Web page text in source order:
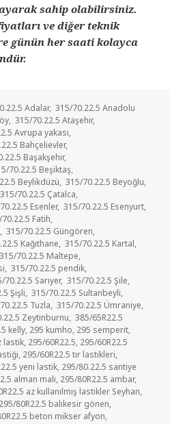
sahip olabilirsiniz.
ve diğer teknik
günün her saati kolayca
Adalar, 315/70.22.5 Anadolu
, 315/70.22.5 Ataşehir,
Avrupa yakası,
Bahçelievler,
Başakşehir,
70.22.5 Beşiktaş,
Beylikdüzü, 315/70.22.5 Beyoğlu,
315/70.22.5 Çatalca,
Esenler, 315/70.22.5 Esenyurt,
Fatih,
, 315/70.22.5 Güngören,
Kağıthane, 315/70.22.5 Kartal,
315/70.22.5 Maltepe,
, 315/70.22.5 pendik,
70.22.5 Sarıyer, 315/70.22.5 Şile,
Şişli, 315/70.22.5 Sultanbeyli,
Tuzla, 315/70.22.5 Ümraniye,
Zeytinburnu, 385/65R22.5
kelly, 295 kumho, 295 semperit,
lastik, 295/60R22.5, 295/60R22.5
, 295/60R22.5 tır lastikleri,
yeni lastik, 295/80.22.5 santiye
alman malı, 295/80R22.5 ambar,
az kullanılmış lastikler Seyhan,
295/80R22.5 balıkesir gönen,
beton mikser afyon,